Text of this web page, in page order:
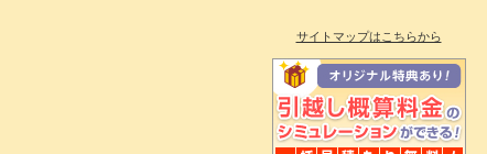
サイトマップはこちらから